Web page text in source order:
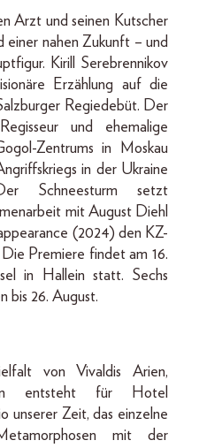
Arzt und seinen Kutscher
einer nahen Zukunft – und
Kirill Serebrennikov
Erzählung auf die
Regiedebüt. Der
und ehemalige
Zentrums in Moskau
in der Ukraine
Schneesturm setzt
mit August Diehl
(2024) den KZ-
Premiere findet am 16.
in Hallein statt. Sechs
bis 26. August.
von Vivaldis Arien,
entsteht für Hotel
unserer Zeit, das einzelne
mit der